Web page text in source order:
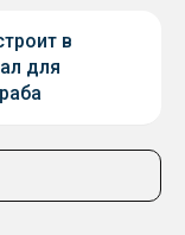
в
для